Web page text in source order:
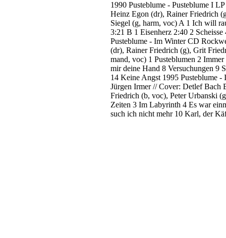
1990 Pusteblume - Pusteblume I LP
Heinz Egon (dr), Rainer Friedrich
Siegel (g, harm, voc) A 1 Ich will
3:21 B 1 Eisenherz 2:40 2 Scheisse
Pusteblume - Im Winter CD
(dr), Rainer Friedrich (g), Grit
mand, voc) 1 Pusteblumen 2 Immer
mir deine Hand 8 Versuchungen 9
14 Keine Angst 1995 Pusteblume -
Jürgen Irmer // Cover: Detlef Bach
Friedrich (b, voc), Peter Urbanski
Zeiten 3 Im Labyrinth 4 Es war
such ich nicht mehr 10 Karl, der